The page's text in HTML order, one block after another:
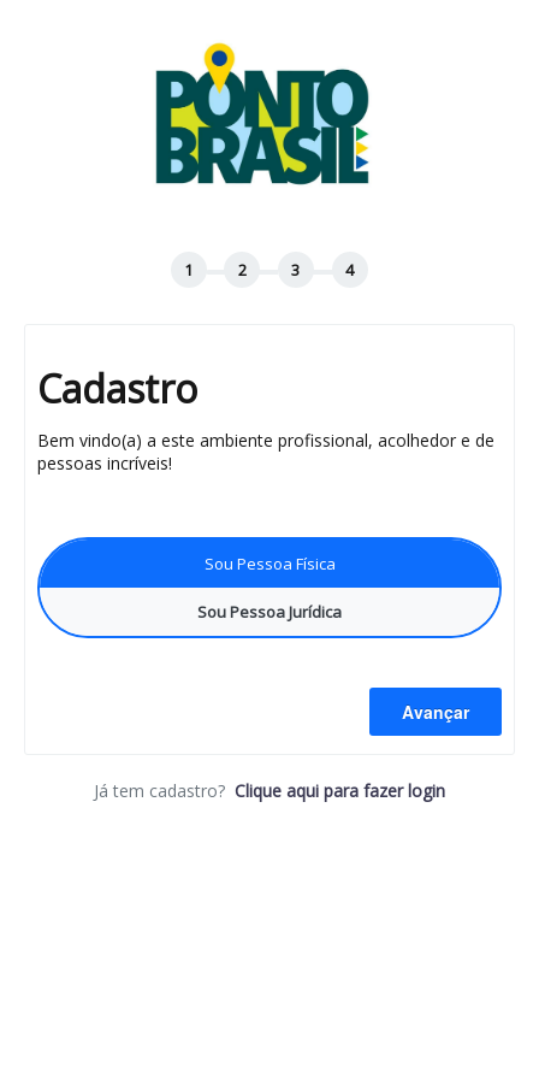
Cadastro
Bem vindo(a) a este ambiente profissional, acolhedor e de
pessoas incríveis!
Sou Pessoa Física
Sou Pessoa Jurídica
Avançar
Já tem cadastro? Clique aqui para fazer login